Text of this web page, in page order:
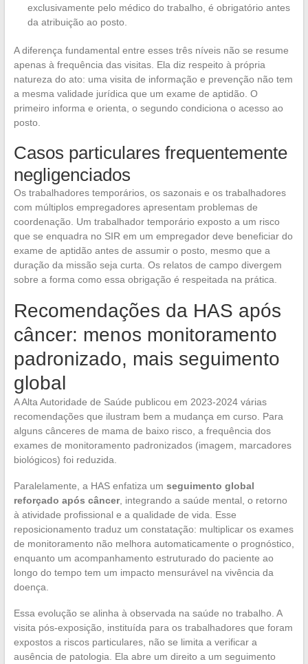
exclusivamente pelo médico do trabalho, é obrigatório antes
da atribuição ao posto.
A diferença fundamental entre esses três níveis não se resume
apenas à frequência das visitas. Ela diz respeito à própria
natureza do ato: uma visita de informação e prevenção não tem
a mesma validade jurídica que um exame de aptidão. O
primeiro informa e orienta, o segundo condiciona o acesso ao
posto.
Casos particulares frequentemente
negligenciados
Os trabalhadores temporários, os sazonais e os trabalhadores
com múltiplos empregadores apresentam problemas de
coordenação. Um trabalhador temporário exposto a um risco
que se enquadra no SIR em um empregador deve beneficiar do
exame de aptidão antes de assumir o posto, mesmo que a
duração da missão seja curta. Os relatos de campo divergem
sobre a forma como essa obrigação é respeitada na prática.
Recomendações da HAS após
câncer: menos monitoramento
padronizado, mais seguimento
global
A Alta Autoridade de Saúde publicou em 2023-2024 várias
recomendações que ilustram bem a mudança em curso. Para
alguns cânceres de mama de baixo risco, a frequência dos
exames de monitoramento padronizados (imagem, marcadores
biológicos) foi reduzida.
Paralelamente, a HAS enfatiza um seguimento global
reforçado após câncer, integrando a saúde mental, o retorno
à atividade profissional e a qualidade de vida. Esse
reposicionamento traduz um constatação: multiplicar os exames
de monitoramento não melhora automaticamente o prognóstico,
enquanto um acompanhamento estruturado do paciente ao
longo do tempo tem um impacto mensurável na vivência da
doença.
Essa evolução se alinha à observada na saúde no trabalho. A
visita pós-exposição, instituída para os trabalhadores que foram
expostos a riscos particulares, não se limita a verificar a
ausência de patologia. Ela abre um direito a um seguimento